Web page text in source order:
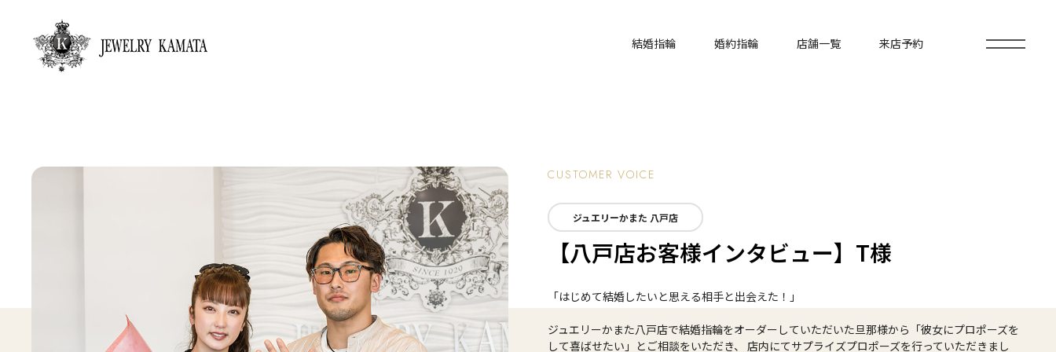
結婚指輪 婚約指輪 店舗一覧 来店予約
CUSTOMER VOICE
ジュエリーかまた 八戸店
【八戸店お客様インタビュー】T様
「はじめて結婚したいと思える相手と出会えた！」
ジュエリーかまた八戸店で結婚指輪をオーダーしていただいた旦那様から「彼女にプロポーズを
して喜ばせたい」とご相談をいただき、 店内にてサプライズプロポーズを行っていただきまし